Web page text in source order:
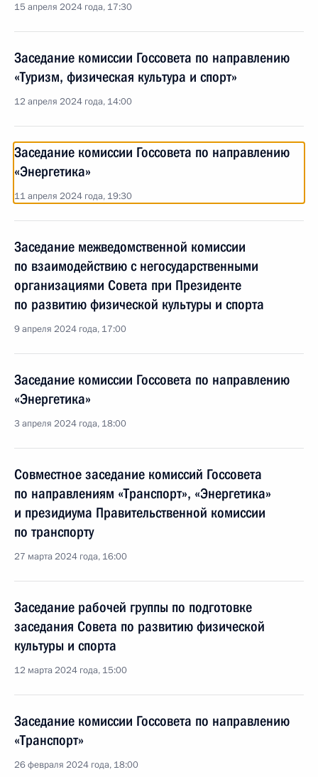
15 апреля 2024 года, 17:30
Заседание комиссии Госсовета по направлению
«Туризм, физическая культура и спорт»
12 апреля 2024 года, 14:00
Заседание комиссии Госсовета по направлению
«Энергетика»
11 апреля 2024 года, 19:30
Заседание межведомственной комиссии
по взаимодействию с негосударственными
организациями Совета при Президенте
по развитию физической культуры и спорта
9 апреля 2024 года, 17:00
Заседание комиссии Госсовета по направлению
«Энергетика»
3 апреля 2024 года, 18:00
Совместное заседание комиссий Госсовета
по направлениям «Транспорт», «Энергетика»
и президиума Правительственной комиссии
по транспорту
27 марта 2024 года, 16:00
Заседание рабочей группы по подготовке
заседания Совета по развитию физической
культуры и спорта
12 марта 2024 года, 15:00
Заседание комиссии Госсовета по направлению
«Транспорт»
26 февраля 2024 года, 18:00